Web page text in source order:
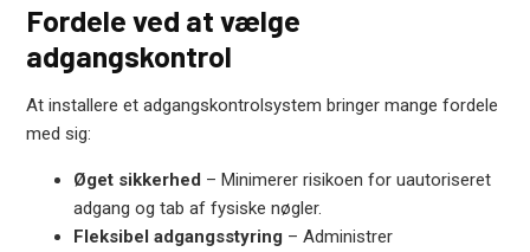
Fordele ved at vælge
adgangskontrol
At installere et adgangskontrolsystem bringer mange fordele
med sig:
Øget sikkerhed – Minimerer risikoen for uautoriseret
adgang og tab af fysiske nøgler.
Fleksibel adgangsstyring – Administrer